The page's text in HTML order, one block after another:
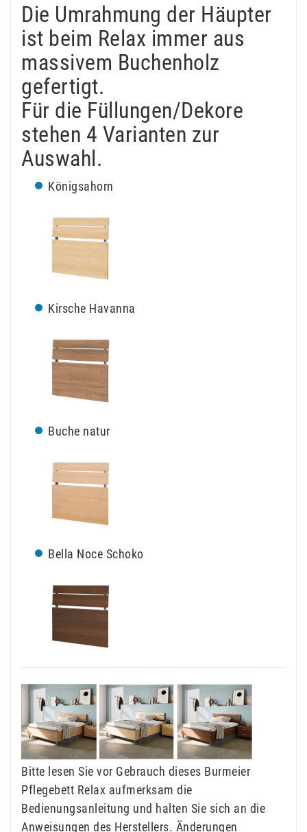
Die Umrahmung der Häupter
ist beim Relax immer aus
massivem Buchenholz
gefertigt.
Für die Füllungen/Dekore
stehen 4 Varianten zur
Auswahl.
Königsahorn
Kirsche Havanna
Buche natur
Bella Noce Schoko
Bitte lesen Sie vor Gebrauch dieses Burmeier
Pflegebett Relax aufmerksam die
Bedienungsanleitung und halten Sie sich an die
Anweisungen des Herstellers. Änderungen